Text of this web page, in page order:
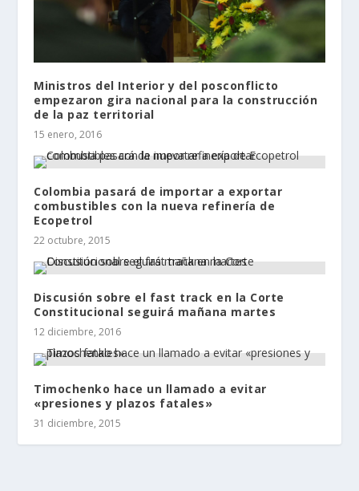
Ministros del Interior y del posconflicto
empezaron gira nacional para la construcción
de la paz territorial
15 enero, 2016
Colombia pasará de importar a exportar
combustibles con la nueva refinería de
Ecopetrol
22 octubre, 2015
Discusión sobre el fast track en la Corte
Constitucional seguirá mañana martes
12 diciembre, 2016
Timochenko hace un llamado a evitar
«presiones y plazos fatales»
31 diciembre, 2015